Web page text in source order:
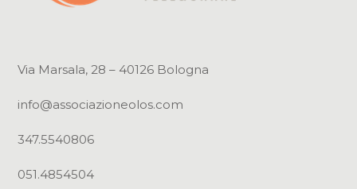
Via Marsala, 28 – 40126 Bologna
info@associazioneolos.com
347.5540806
051.4854504